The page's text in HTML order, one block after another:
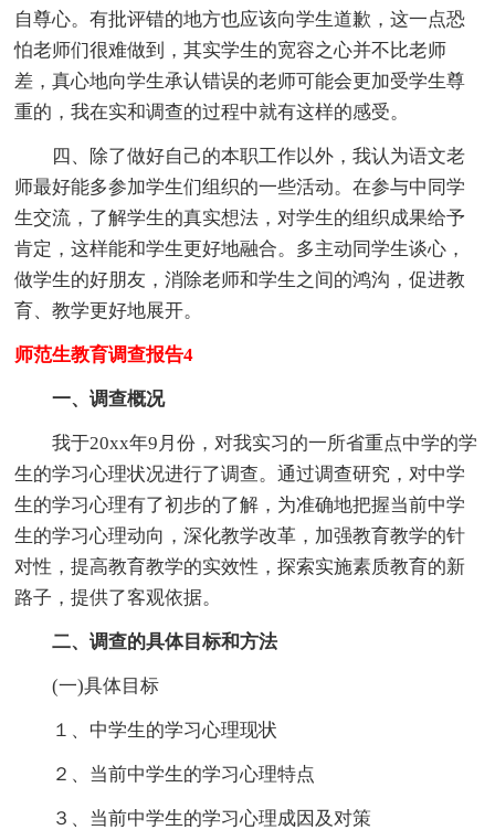
自尊心。有批评错的地方也应该向学生道歉，这一点恐
怕老师们很难做到，其实学生的宽容之心并不比老师
差，真心地向学生承认错误的老师可能会更加受学生尊
重的，我在实和调查的过程中就有这样的感受。
四、除了做好自己的本职工作以外，我认为语文老
师最好能多参加学生们组织的一些活动。在参与中同学
生交流，了解学生的真实想法，对学生的组织成果给予
肯定，这样能和学生更好地融合。多主动同学生谈心，
做学生的好朋友，消除老师和学生之间的鸿沟，促进教
育、教学更好地展开。
师范生教育调查报告4
一、调查概况
我于20xx年9月份，对我实习的一所省重点中学的学
生的学习心理状况进行了调查。通过调查研究，对中学
生的学习心理有了初步的了解，为准确地把握当前中学
生的学习心理动向，深化教学改革，加强教育教学的针
对性，提高教育教学的实效性，探索实施素质教育的新
路子，提供了客观依据。
二、调查的具体目标和方法
(一)具体目标
１、中学生的学习心理现状
２、当前中学生的学习心理特点
３、当前中学生的学习心理成因及对策